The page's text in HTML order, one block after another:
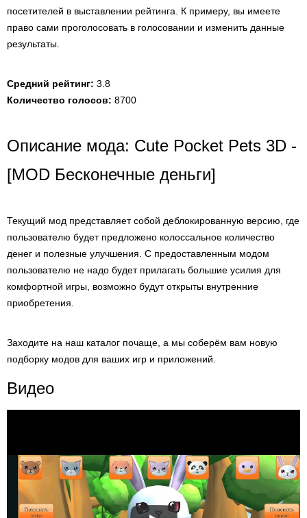
посетителей в выставлении рейтинга. К примеру, вы имеете
право сами проголосовать в голосовании и изменить данные
результаты.
Средний рейтинг: 3.8
Количество голосов: 8700
Описание мода: Cute Pocket Pets 3D -
[MOD Бесконечные деньги]
Текущий мод представляет собой деблокированную версию, где
пользователю будет предложено колоссальное количество
денег и полезные улучшения. С предоставленным модом
пользователю не надо будет прилагать большие усилия для
комфортной игры, возможно будут открыты внутренние
приобретения.
Заходите на наш каталог почаще, а мы соберём вам новую
подборку модов для ваших игр и приложений.
Видео